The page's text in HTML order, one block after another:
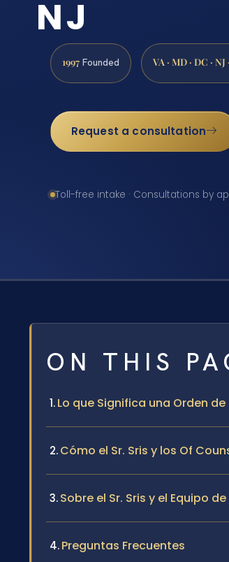
NJ
1997 Founded VA · MD · DC · NJ
Request a consultation
Toll-free intake · Consultations by
ON THIS
Lo que Significa una Orden
Cómo el Sr. Sris y los Of
Sobre el Sr. Sris y el Equipo
Preguntas Frecuentes